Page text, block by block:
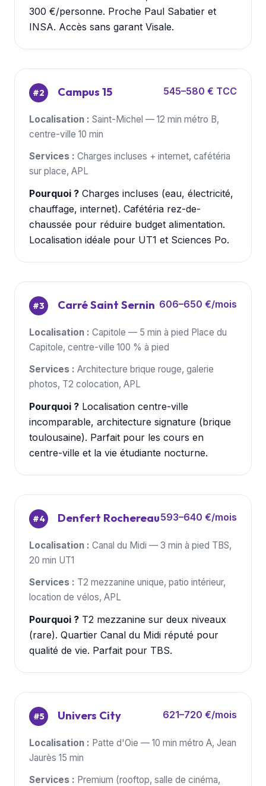
300 €/personne. Proche Paul Sabatier et
INSA. Accès sans garant Visale.
#2 Campus 15 545–580 € TCC
Localisation : Saint-Michel — 12 min métro B,
centre-ville 10 min
Services : Charges incluses + internet, cafétéria
sur place, APL
Pourquoi ? Charges incluses (eau, électricité,
chauffage, internet). Cafétéria rez-de-
chaussée pour réduire budget alimentation.
Localisation idéale pour UT1 et Sciences Po.
#3 Carré Saint Sernin 606–650 €/mois
Localisation : Capitole — 5 min à pied Place du
Capitole, centre-ville 100 % à pied
Services : Architecture brique rouge, galerie
photos, T2 colocation, APL
Pourquoi ? Localisation centre-ville
incomparable, architecture signature (brique
toulousaine). Parfait pour les cours en
centre-ville et la vie étudiante nocturne.
#4 Denfert Rochereau593–640 €/mois
Localisation : Canal du Midi — 3 min à pied TBS,
20 min UT1
Services : T2 mezzanine unique, patio intérieur,
location de vélos, APL
Pourquoi ? T2 mezzanine sur deux niveaux
(rare). Quartier Canal du Midi réputé pour
qualité de vie. Parfait pour TBS.
#5 Univers City 621–720 €/mois
Localisation : Patte d'Oie — 10 min métro A, Jean
Jaurès 15 min
Services : Premium (rooftop, salle de cinéma,